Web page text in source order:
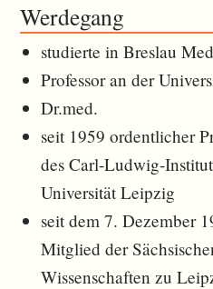
Werdegang
studierte in Breslau
Professor an der
Dr.med.
seit 1959 ordentlicher
des Carl-Ludwig-
Universität Leipzig
seit dem 7. Dezember
Mitglied der
Wissenschaften zu